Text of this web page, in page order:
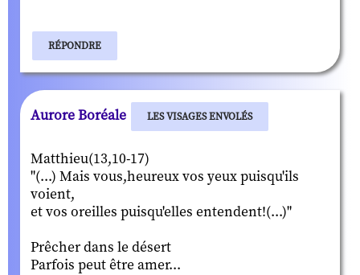
RÉPONDRE
Aurore Boréale LES VISAGES ENVOLÉS
Matthieu(13,10-17)
"(...) Mais vous,heureux vos yeux puisqu'ils
voient,
et vos oreilles puisqu'elles entendent!(...)"
Prêcher dans le désert
Parfois peut être amer...